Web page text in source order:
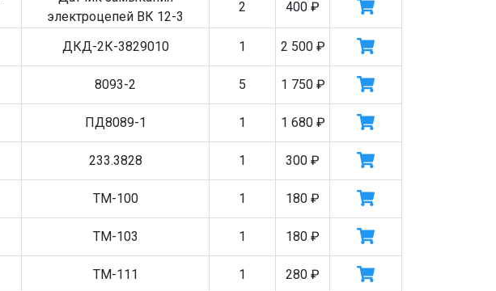
электроцепей ВК 12-3
2 400 ₽
ДКД-2К-3829010 1 2 500 ₽
8093-2 5 1 750 ₽
ПД8089-1 1 1 680 ₽
233.3828 1 300 ₽
ТМ-100 1 180 ₽
ТМ-103 1 180 ₽
ТМ-111 1 280 ₽